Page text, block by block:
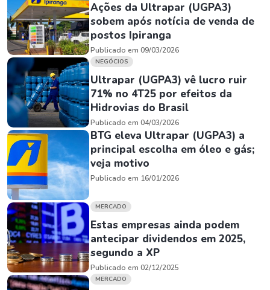
Ações da Ultrapar (UGPA3)
sobem após notícia de venda de
postos Ipiranga
Publicado em 09/03/2026
NEGÓCIOS
Ultrapar (UGPA3) vê lucro ruir
71% no 4T25 por efeitos da
Hidrovias do Brasil
Publicado em 04/03/2026
BTG eleva Ultrapar (UGPA3) a
principal escolha em óleo e gás;
veja motivo
Publicado em 16/01/2026
MERCADO
Estas empresas ainda podem
antecipar dividendos em 2025,
segundo a XP
Publicado em 02/12/2025
MERCADO